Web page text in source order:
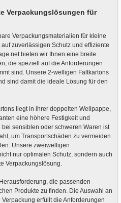
Verpackungslösungen für
Verpackungsmaterialien für kleine
zuverlässigen Schutz und effiziente
bieten wir Ihnen eine breite
die speziell auf die Anforderungen
sind. Unsere 2-welligen Faltkartons
sind damit die ideale Lösung für den
liegt in ihrer doppelten Wellpappe,
eine höhere Festigkeit und
sensiblen oder schweren Waren ist
um Transportschäden zu vermeiden
Unsere zweiwelligen
nur optimalen Schutz, sondern auch
Verpackungslösung.
die passenden
Produkte zu finden. Die Auswahl an
erfüllt die Anforderungen